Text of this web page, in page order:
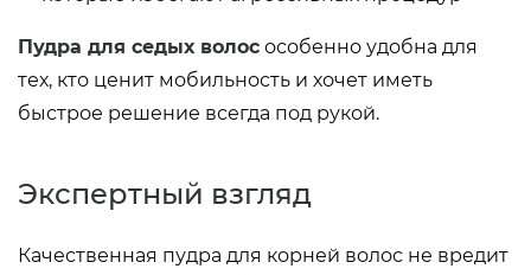
Пудра для седых волос особенно удобна для
тех, кто ценит мобильность и хочет иметь
быстрое решение всегда под рукой.
Экспертный взгляд
Качественная пудра для корней волос не вредит